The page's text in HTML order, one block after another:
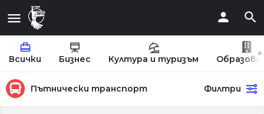
Всички Бизнес Култура и туризъм
Пътнически транспорт Филтри